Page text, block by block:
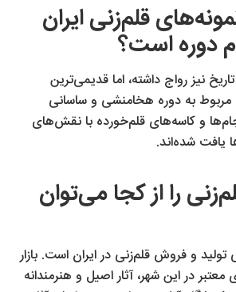
قلم‌زنی ایران
دوره است؟
نیز رواج داشته، اما قدیمی‌ترین
به دوره هخامنشی و ساسانی
و کاسه‌های قلم‌خورده با نقش‌های
یافت شده‌اند.
را از کجا می‌توان
و فروش قلم‌زنی در ایران است. بازار
در این شهر، آثار اصیل و هنرمندانه